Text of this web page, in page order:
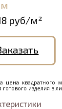
руб/м²
цена квадратного
готового изделия в